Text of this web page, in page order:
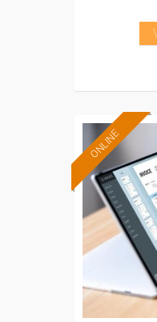
ONLINE
Para
Para